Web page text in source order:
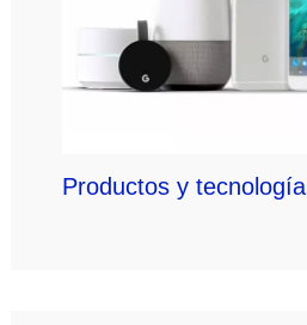
Productos y